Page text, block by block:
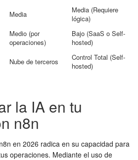
Media
Media (Requiere
lógica)
Medio (por
operaciones)
Bajo (SaaS o Self-
hosted)
Nube de terceros
Control Total (Self-
hosted)
la IA en tu
n8n
en 2026 radica en su capacidad para
operaciones. Mediante el uso de